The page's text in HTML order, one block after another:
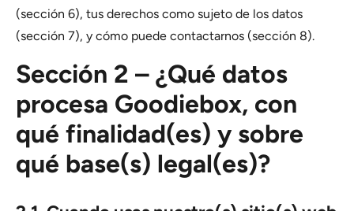
(sección 6), tus derechos como sujeto de los datos
(sección 7), y cómo puede contactarnos (sección 8).
Sección 2 – ¿Qué datos
procesa Goodiebox, con
qué finalidad(es) y sobre
qué base(s) legal(es)?